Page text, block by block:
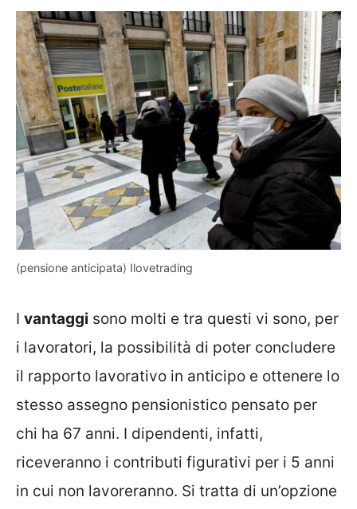
(pensione anticipata) Ilovetrading
I vantaggi sono molti e tra questi vi sono, per
i lavoratori, la possibilità di poter concludere
il rapporto lavorativo in anticipo e ottenere lo
stesso assegno pensionistico pensato per
chi ha 67 anni. I dipendenti, infatti,
riceveranno i contributi figurativi per i 5 anni
in cui non lavoreranno. Si tratta di un’opzione